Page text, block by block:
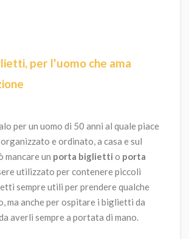
per l'uomo che ama
per un uomo di 50 anni al quale piace
e ordinato, a casa e sul
mancare un porta biglietti o porta
utilizzato per contenere piccoli
sempre utili per prendere qualche
ma anche per ospitare i biglietti da
averli sempre a portata di mano.